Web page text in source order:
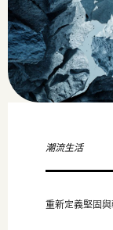
潮流生活
重新定義堅固與